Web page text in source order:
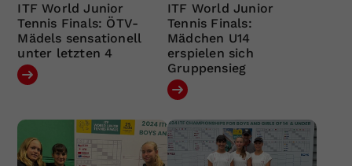
ITF World Junior
Tennis Finals: ÖTV-
Mädels sensationell
unter letzten 4
ITF World Junior
Tennis Finals:
Mädchen U14
erspielen sich
Gruppensieg